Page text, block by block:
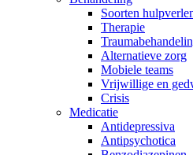
Soorten
Therapie
Alternatieve zorg
Mobiele teams
Vrijwillige en
Crisis
Medicatie
Antidepressiva
Antipsychotica